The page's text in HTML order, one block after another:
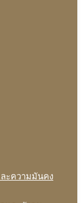
ะความมันคง